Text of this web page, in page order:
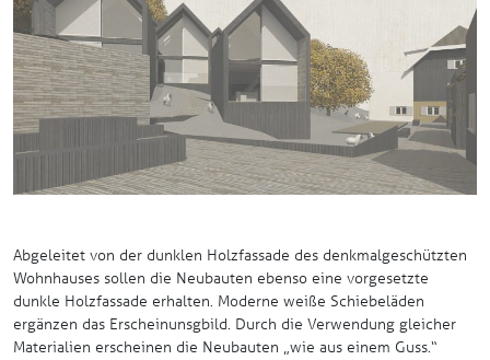
Abgeleitet von der dunklen Holzfassade des denkmalgeschützten
Wohnhauses sollen die Neubauten ebenso eine vorgesetzte
dunkle Holzfassade erhalten. Moderne weiße Schiebeläden
ergänzen das Erscheinunsgbild. Durch die Verwendung gleicher
Materialien erscheinen die Neubauten „wie aus einem Guss.“